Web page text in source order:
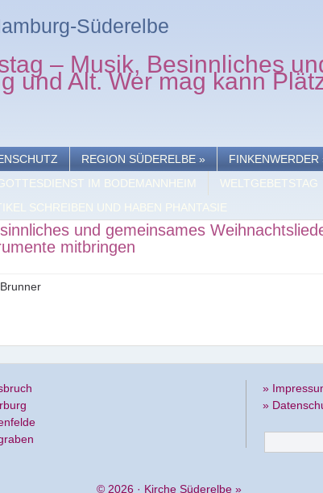
Süderelbe
– Musik, Besinnliches
und Alt. Wer mag kann
REGION SÜDERELBE » FINKENWERDER
IM BODEMANNHEIM WELTGEBETSTAG
SCHREIBEN UND HABEN PHANTASIE
und gemeinsames
mitbringen
»
»
© 2026 · Kirche Süderelbe »